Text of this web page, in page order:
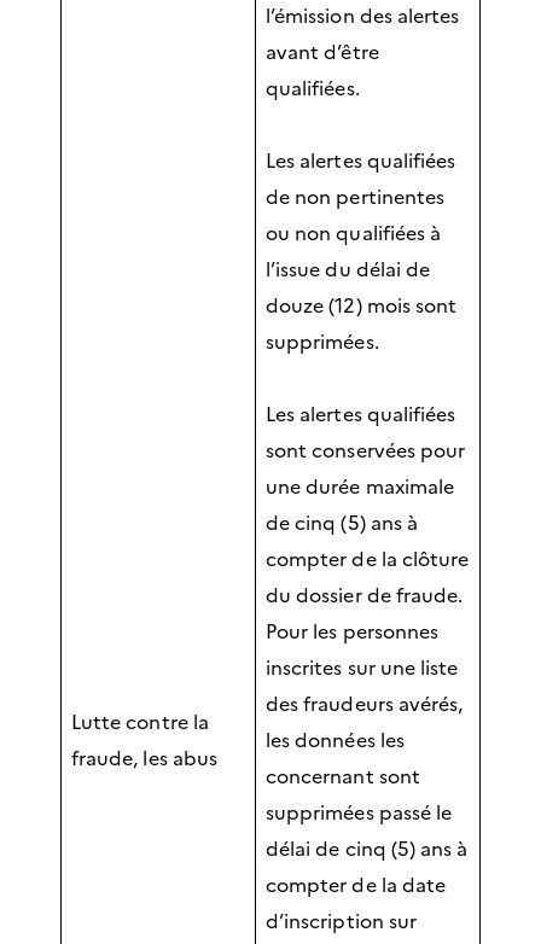
Lutte contre la
fraude, les abus
l’émission des alertes
avant d’être
qualifiées.
Les alertes qualifiées
de non pertinentes
ou non qualifiées à
l’issue du délai de
douze (12) mois sont
supprimées.
Les alertes qualifiées
sont conservées pour
une durée maximale
de cinq (5) ans à
compter de la clôture
du dossier de fraude.
Pour les personnes
inscrites sur une liste
des fraudeurs avérés,
les données les
concernant sont
supprimées passé le
délai de cinq (5) ans à
compter de la date
d’inscription sur